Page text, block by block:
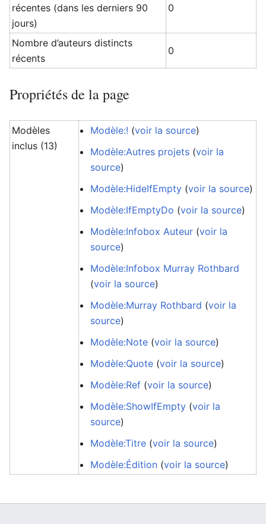
récentes (dans les derniers 90
jours)
0
Nombre d’auteurs distincts
récents
0
Propriétés de la page
Modèles
inclus (13)
Modèle:! (voir la source)
Modèle:Autres projets (voir la
source)
Modèle:HideIfEmpty (voir la source)
Modèle:IfEmptyDo (voir la source)
Modèle:Infobox Auteur (voir la
source)
Modèle:Infobox Murray Rothbard
(voir la source)
Modèle:Murray Rothbard (voir la
source)
Modèle:Note (voir la source)
Modèle:Quote (voir la source)
Modèle:Ref (voir la source)
Modèle:ShowIfEmpty (voir la
source)
Modèle:Titre (voir la source)
Modèle:Édition (voir la source)